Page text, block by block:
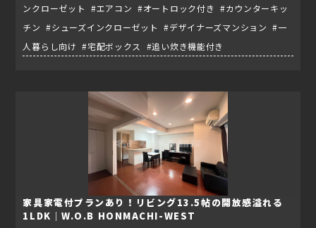
ンクローゼット #エアコン #オートロック付き #カウンターキッ
チン #シューズインクローゼット #デザイナーズマンション #一
人暮らし向け #宅配ボックス #追い炊き機能付き
家具家電付プランあり！リビング13.5帖の開放感溢れる
1LDK｜W.O.B HONMACHI-WEST